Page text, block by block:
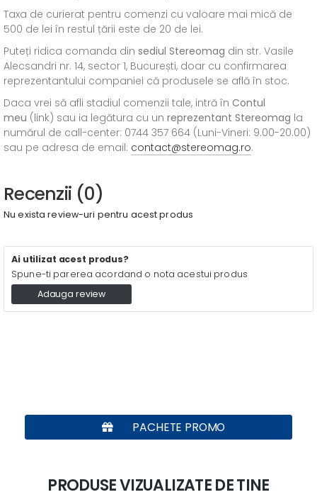
Taxa de curierat pentru comenzi cu valoare mai mică de
500 de lei în restul țării este de 20 de lei.
Puteți ridica comanda din sediul Stereomag din str. Vasile
Alecsandri nr. 14, sector 1, București, doar cu confirmarea
reprezentantului companiei că produsele se află în stoc.
Daca vrei să afli stadiul comenzii tale, intră în Contul
meu (link) sau ia legătura cu un reprezentant Stereomag la
numărul de call-center: 0744 357 664 (Luni-Vineri: 9.00-20.00)
sau pe adresa de email: contact@stereomag.ro.
Recenzii (0)
Nu exista review-uri pentru acest produs
Ai utilizat acest produs?
Spune-ti parerea acordand o nota acestui produs
Adauga review
PACHETE PROMO
PRODUSE VIZUALIZATE DE TINE